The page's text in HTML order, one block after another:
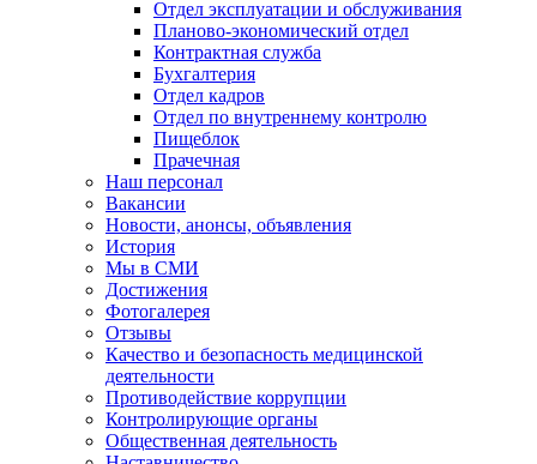
Отдел эксплуатации и обслуживания
Планово-экономический отдел
Контрактная служба
Бухгалтерия
Отдел кадров
Отдел по внутреннему контролю
Пищеблок
Прачечная
Наш персонал
Вакансии
Новости, анонсы, объявления
История
Мы в СМИ
Достижения
Фотогалерея
Отзывы
Качество и безопасность медицинской
деятельности
Противодействие коррупции
Контролирующие органы
Общественная деятельность